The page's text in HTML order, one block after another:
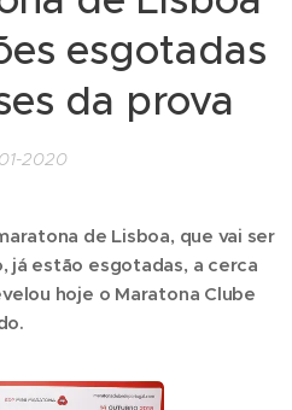
esgotadas
da prova
2020
de Lisboa, que vai ser
já estão esgotadas, a cerca
hoje o Maratona Clube